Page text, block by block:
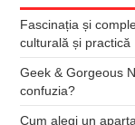
Fascinația și
culturală și practică
Geek & Gorgeous
confuzia?
Cum alegi un